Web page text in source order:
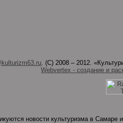
Webvertex - создание и
российских и зарубежных